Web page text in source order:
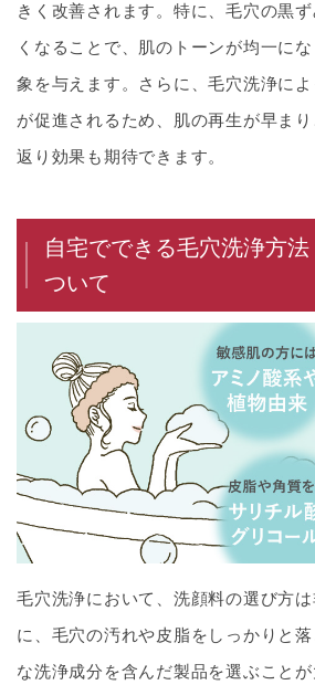
きく改善されます。特に、毛穴の黒
くなることで、肌のトーンが均一に
象を与えます。さらに、毛穴洗浄に
が促進されるため、肌の再生が早ま
返り効果も期待できます。
自宅でできる毛穴洗浄方
ついて
毛穴洗浄において、洗顔料の選び方
に、毛穴の汚れや皮脂をしっかりと
な洗浄成分を含んだ製品を選ぶこと